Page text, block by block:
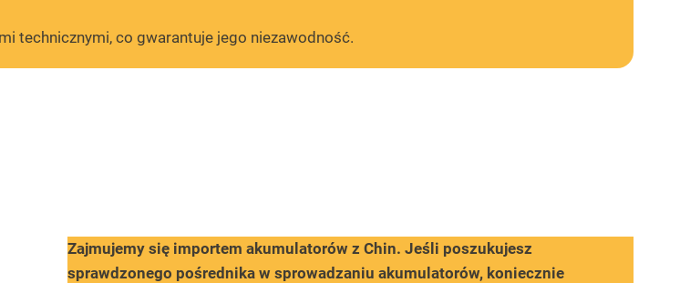
technicznymi, co gwarantuje jego niezawodność.
Zajmujemy się importem akumulatorów z Chin. Jeśli poszukujesz
sprawdzonego pośrednika w sprowadzaniu akumulatorów, koniecznie